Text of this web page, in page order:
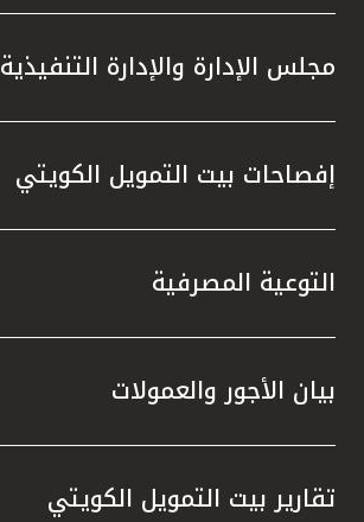
مجلس الإدارة والإدارة التنفيذية
إفصاحات بيت التمويل الكويتي
التوعية المصرفية
بيان الأجور والعمولات
تقارير بيت التمويل الكويتي